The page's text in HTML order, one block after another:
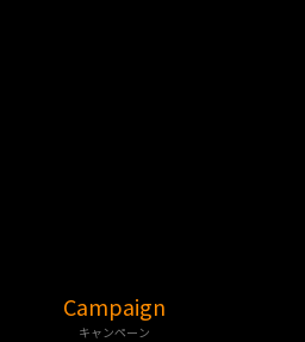
Campaign
キャンペーン